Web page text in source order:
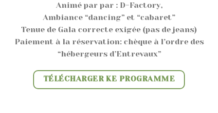
Animé par par : D-Factory,
Ambiance “dancing” et “cabaret”
Tenue de Gala correcte exigée (pas de jeans)
Paiement à la réservation: chèque à l’ordre des
“hébergeurs d’Entrevaux”
TÉLÉCHARGER KE PROGRAMME